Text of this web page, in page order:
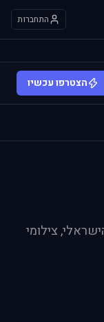
התחברות
הצטרפו עכשיו
צילומי